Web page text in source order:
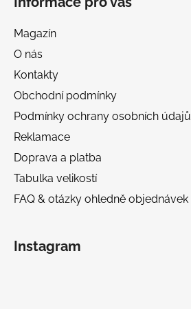
Magazín
O nás
Kontakty
Obchodní podmínky
Podmínky ochrany osobních údajů
Reklamace
Doprava a platba
Tabulka velikostí
FAQ & otázky ohledně objednávek
Instagram